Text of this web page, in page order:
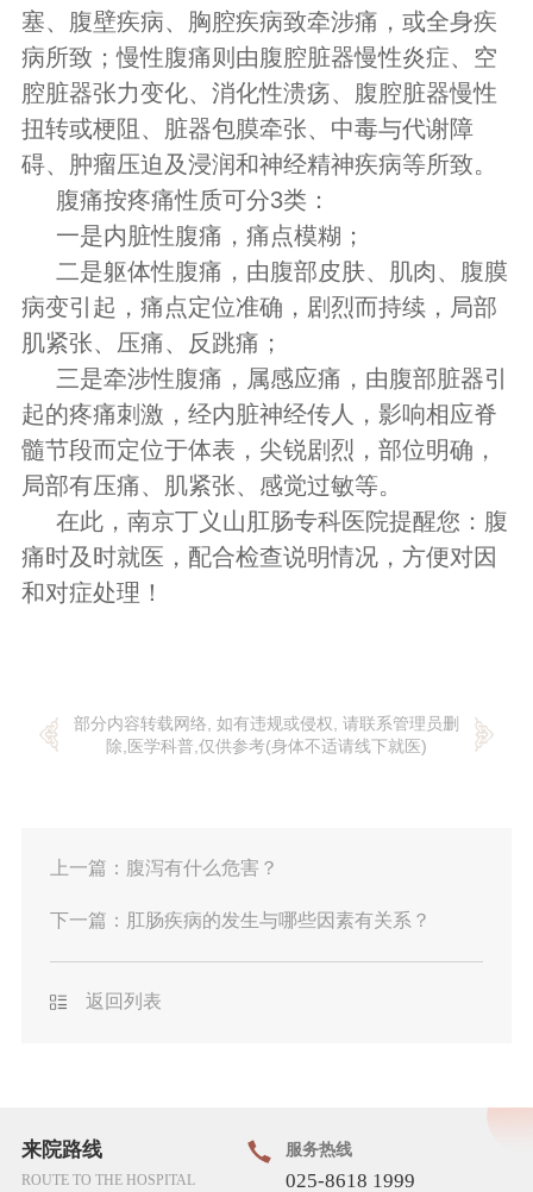
塞、腹壁疾病、胸腔疾病致牵涉痛，或全身疾
病所致；慢性腹痛则由腹腔脏器慢性炎症、空
腔脏器张力变化、消化性溃疡、腹腔脏器慢性
扭转或梗阻、脏器包膜牵张、中毒与代谢障
碍、肿瘤压迫及浸润和神经精神疾病等所致。
腹痛按疼痛性质可分3类：
一是内脏性腹痛，痛点模糊；
二是躯体性腹痛，由腹部皮肤、肌肉、腹膜
病变引起，痛点定位准确，剧烈而持续，局部
肌紧张、压痛、反跳痛；
三是牵涉性腹痛，属感应痛，由腹部脏器引
起的疼痛刺激，经内脏神经传人，影响相应脊
髓节段而定位于体表，尖锐剧烈，部位明确，
局部有压痛、肌紧张、感觉过敏等。
在此，南京丁义山肛肠专科医院提醒您：腹
痛时及时就医，配合检查说明情况，方便对因
和对症处理！
部分内容转载网络, 如有违规或侵权, 请联系管理员删
除,医学科普,仅供参考(身体不适请线下就医)
上一篇： 腹泻有什么危害？
下一篇： 肛肠疾病的发生与哪些因素有关系？
返回列表
来院路线
ROUTE TO THE HOSPITAL
服务热线
025-8618 1999